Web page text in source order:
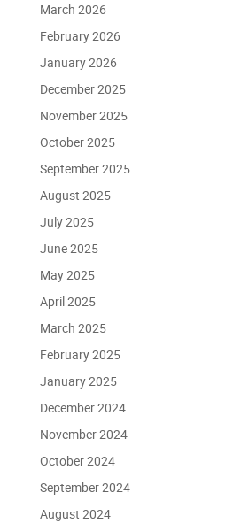
March 2026
February 2026
January 2026
December 2025
November 2025
October 2025
September 2025
August 2025
July 2025
June 2025
May 2025
April 2025
March 2025
February 2025
January 2025
December 2024
November 2024
October 2024
September 2024
August 2024